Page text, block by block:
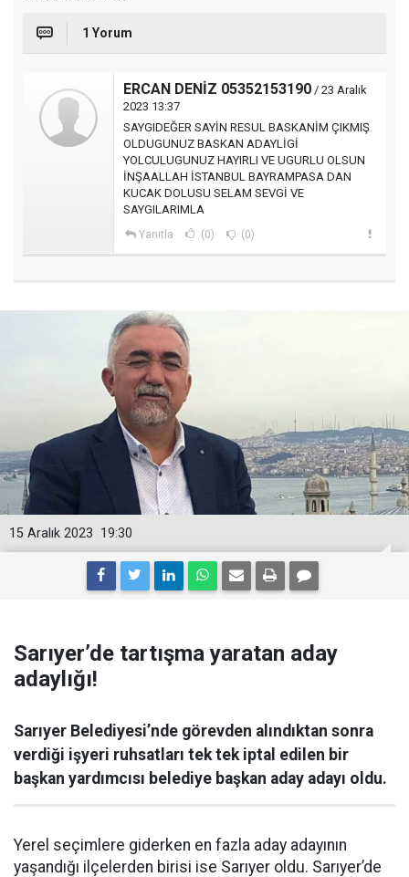
1 Yorum
ERCAN DENİZ 05352153190 / 23 Aralık
2023 13:37
SAYGIDEĞER SAYİN RESUL BASKANİM ÇIKMIŞ
OLDUGUNUZ BASKAN ADAYLİGİ
YOLCULUGUNUZ HAYIRLI VE UGURLU OLSUN
İNŞAALLAH İSTANBUL BAYRAMPASA DAN
KUCAK DOLUSU SELAM SEVGİ VE
SAYGILARIMLA
Yanıtla (0) (0)
19:30
15 Aralık 2023
Sarıyer’de tartışma yaratan aday
adaylığı!
Sarıyer Belediyesi’nde görevden alındıktan sonra
verdiği işyeri ruhsatları tek tek iptal edilen bir
başkan yardımcısı belediye başkan aday adayı oldu.
Yerel seçimlere giderken en fazla aday adayının
yaşandığı ilçelerden birisi ise Sarıyer oldu. Sarıyer’de